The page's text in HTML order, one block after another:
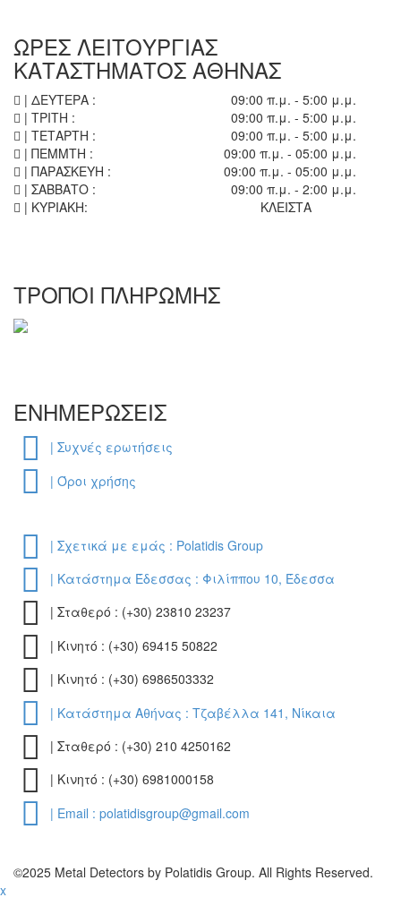
ΩΡΕΣ ΛΕΙΤΟΥΡΓΙΑΣ
ΚΑΤΑΣΤΗΜΑΤΟΣ ΑΘΗΝΑΣ
| ΔΕΥΤΕΡΑ :
09:00 π.μ. - 5:00 μ.μ.
| ΤΡΙΤΗ :
09:00 π.μ. - 5:00 μ.μ.
| ΤΕΤΑΡΤΗ :
09:00 π.μ. - 5:00 μ.μ.
| ΠΕΜΜΤΗ :
09:00 π.μ. - 05:00 μ.μ.
| ΠΑΡΑΣΚΕΥΗ :
09:00 π.μ. - 05:00 μ.μ.
| ΣΑΒΒΑΤΟ :
09:00 π.μ. - 2:00 μ.μ.
| ΚΥΡΙΑΚΗ:
ΚΛΕΙΣΤΑ
ΤΡΟΠΟΙ ΠΛΗΡΩΜΗΣ
ΕΝΗΜΕΡΩΣΕΙΣ
| Συχνές ερωτήσεις
| Όροι χρήσης
| Σχετικά με εμάς : Polatidis Group
| Κατάστημα Έδεσσας : Φιλίππου 10, Έδεσσα
| Σταθερό : (+30) 23810 23237
| Κινητό : (+30) 69415 50822
| Κινητό : (+30) 6986503332
| Κατάστημα Αθήνας : Τζαβέλλα 141, Νίκαια
| Σταθερό : (+30) 210 4250162
| Κινητό : (+30) 6981000158
| Email : polatidisgroup@gmail.com
©2025 Metal Detectors by Polatidis Group. All Rights Reserved.
x